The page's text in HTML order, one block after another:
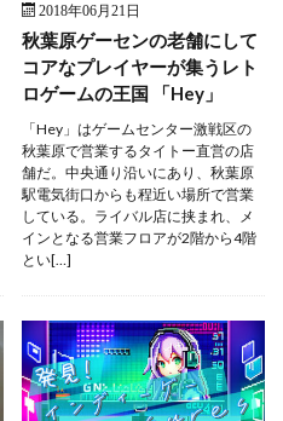
2018年06月21日
秋葉原ゲーセンの老舗にして
コアなプレイヤーが集うレト
ロゲームの王国 「Hey」
「Hey」はゲームセンター激戦区の
秋葉原で営業するタイトー直営の店
舗だ。中央通り沿いにあり、秋葉原
駅電気街口からも程近い場所で営業
している。ライバル店に挟まれ、メ
インとなる営業フロアが2階から4階
とい[…]